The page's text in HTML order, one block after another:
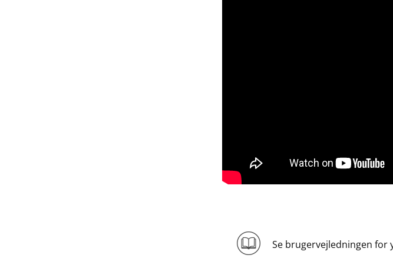
Se brugervejledningen